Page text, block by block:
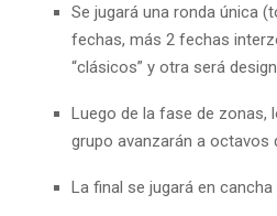
Se jugará una ronda única
fechas, más 2 fechas
“clásicos” y otra será
Luego de la fase de zonas,
grupo avanzarán a octavos
La final se jugará en cancha